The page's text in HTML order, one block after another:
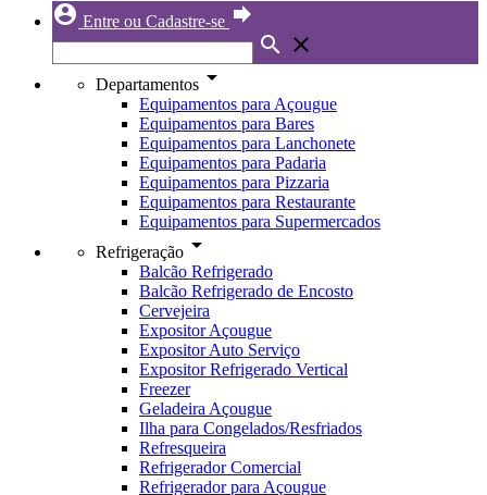
account_circle Entre ou Cadastre-se forward
search close
Departamentos arrow_drop_down
Equipamentos para Açougue
Equipamentos para Bares
Equipamentos para Lanchonete
Equipamentos para Padaria
Equipamentos para Pizzaria
Equipamentos para Restaurante
Equipamentos para Supermercados
Refrigeração arrow_drop_down
Balcão Refrigerado
Balcão Refrigerado de Encosto
Cervejeira
Expositor Açougue
Expositor Auto Serviço
Expositor Refrigerado Vertical
Freezer
Geladeira Açougue
Ilha para Congelados/Resfriados
Refresqueira
Refrigerador Comercial
Refrigerador para Açougue